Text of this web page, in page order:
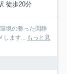
徒歩20分
境の整った閑静
します... もっと見